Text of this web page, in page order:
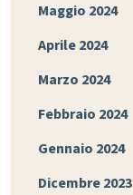
Maggio 2024
Aprile 2024
Marzo 2024
Febbraio 2024
Gennaio 2024
Dicembre 2023